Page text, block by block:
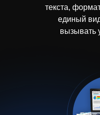
текста,
единый
вызывать